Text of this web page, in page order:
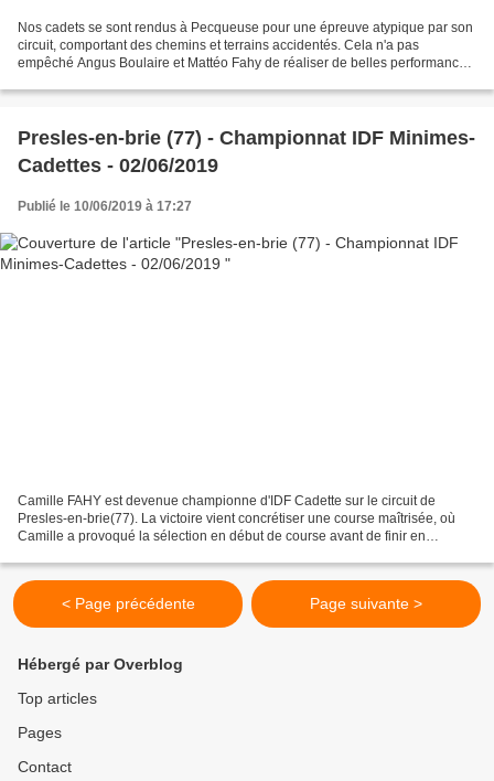
Nos cadets se sont rendus à Pecqueuse pour une épreuve atypique par son
circuit, comportant des chemins et terrains accidentés. Cela n'a pas
empêché Angus Boulaire et Mattéo Fahy de réaliser de belles performances.
Presles-en-brie (77) - Championnat IDF Minimes-
Cadettes - 02/06/2019
Publié le 10/06/2019 à 17:27
Camille FAHY est devenue championne d'IDF Cadette sur le circuit de
Presles-en-brie(77). La victoire vient concrétiser une course maîtrisée, où
Camille a provoqué la sélection en début de course avant de finir en
< Page précédente Page suivante >
Hébergé par Overblog
Top articles
Pages
Contact